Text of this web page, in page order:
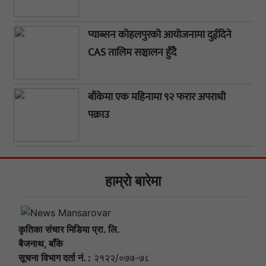
प्याब्सन कोहलपुरको आयोजनामा दुईदिने
CAS तालिम सञ्चालन हुँदै
बाँकेमा एक महिनामा ९२ फरार अपराधी
पक्राउ
हाम्राे बारेमा
कृतिका संचार मिडिया प्रा. लि.
बैजनाथ, बाँके
सूचना विभाग दर्ता नं. : २१२२/०७७-७८